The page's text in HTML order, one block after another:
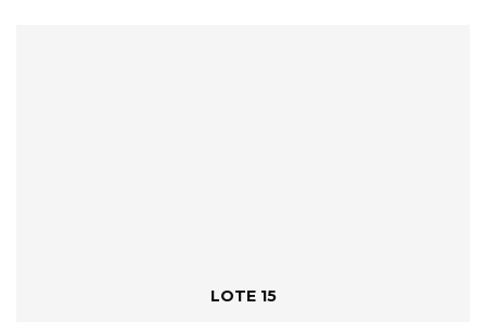
LOTE 15